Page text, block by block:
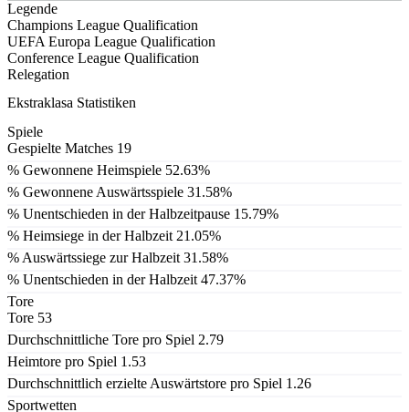
Legende
Champions League Qualification
UEFA Europa League Qualification
Conference League Qualification
Relegation
Ekstraklasa Statistiken
Spiele
Gespielte Matches 19
% Gewonnene Heimspiele 52.63%
% Gewonnene Auswärtsspiele 31.58%
% Unentschieden in der Halbzeitpause 15.79%
% Heimsiege in der Halbzeit 21.05%
% Auswärtssiege zur Halbzeit 31.58%
% Unentschieden in der Halbzeit 47.37%
Tore
Tore 53
Durchschnittliche Tore pro Spiel 2.79
Heimtore pro Spiel 1.53
Durchschnittlich erzielte Auswärtstore pro Spiel 1.26
Sportwetten